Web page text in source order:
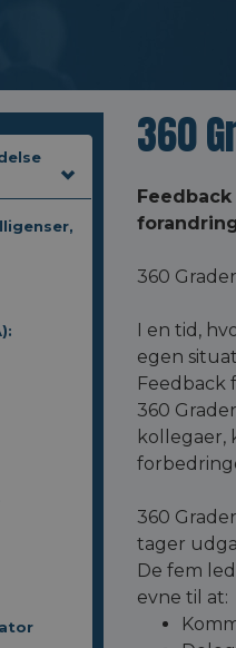
360
360
I en tid,
egen
Feedback
360
kollegaer,
360
tager
De fem
evne til at: